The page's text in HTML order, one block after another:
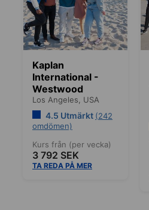
Kaplan
International -
Westwood
Los Angeles, USA
4.5 Utmärkt (242
omdömen)
Kurs från (per vecka)
3 792 SEK
TA REDA PÅ MER